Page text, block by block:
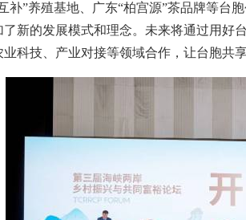
补”养殖基地、广东“柏宫源”茶品牌等台
新的发展模式和理念。未来将通过用好
科技、产业对接等领域合作，让台胞共